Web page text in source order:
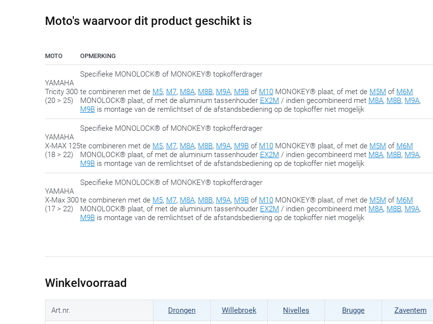
altijd de mogelijkheid om nog een beetje te ‘schuiven’ om alles te laten passen.
Moto's waarvoor dit product geschikt is
MOTO OPMERKING
YAMAHA
Tricity 300
(20 > 25)
Specifieke MONOLOCK® of MONOKEY® topkofferdrager
te combineren met de M5, M7, M8A, M8B, M9A, M9B of M10 MONOKEY® plaat, of met de M5M of M6M
MONOLOCK® plaat, of met de aluminium tassenhouder EX2M / indien gecombineerd met M8A, M8B, M9A,
M9B is montage van de remlichtset of de afstandsbediening op de topkoffer niet mogelijk
YAMAHA
X-MAX 125
(18 > 22)
Specifieke MONOLOCK® of MONOKEY® topkofferdrager
te combineren met de M5, M7, M8A, M8B, M9A, M9B of M10 MONOKEY® plaat, of met de M5M of M6M
MONOLOCK® plaat, of met de aluminium tassenhouder EX2M / indien gecombineerd met M8A, M8B, M9A,
M9B is montage van de remlichtset of de afstandsbediening op de topkoffer niet mogelijk
YAMAHA
X-Max 300
(17 > 22)
Specifieke MONOLOCK® of MONOKEY® topkofferdrager
te combineren met de M5, M7, M8A, M8B, M9A, M9B of M10 MONOKEY® plaat, of met de M5M of M6M
MONOLOCK® plaat, of met de aluminium tassenhouder EX2M / indien gecombineerd met M8A, M8B, M9A,
M9B is montage van de remlichtset of de afstandsbediening op de topkoffer niet mogelijk
Winkelvoorraad
Art.nr. Drongen Willebroek Nivelles Brugge Zaventem